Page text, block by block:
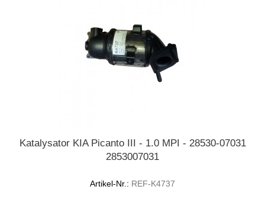
Katalysator KIA Picanto III - 1.0 MPI - 28530-07031
2853007031
Artikel-Nr.: REF-K4737